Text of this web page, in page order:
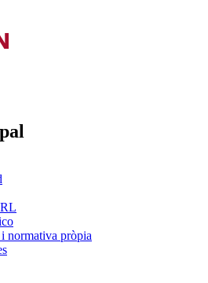
normativa pròpia